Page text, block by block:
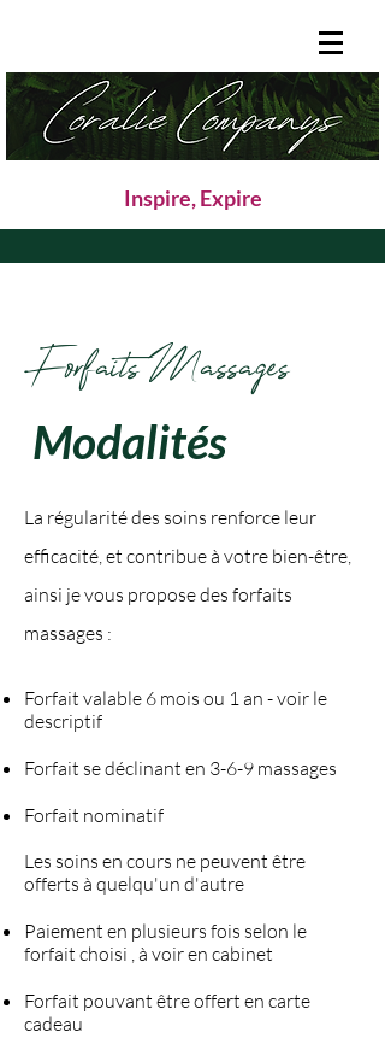
Inspire, Expire
Forfaits Massages
Modalités
La régularité des soins renforce leur
efficacité, et contribue à votre bien-être,
ainsi je vous propose des forfaits
massages :
Forfait valable 6 mois ou 1 an - voir le
descriptif
Forfait se déclinant en 3-6-9 massages
Forfait nominatif
Les soins en cours ne peuvent être
offerts à quelqu'un d'autre
Paiement en plusieurs fois selon le
forfait choisi , à voir en cabinet
Forfait pouvant être offert en carte
cadeau